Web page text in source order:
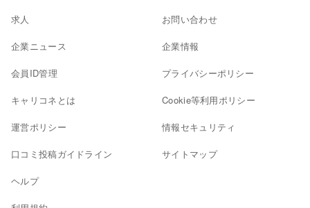
求人
企業ニュース
会員ID管理
キャリコネとは
運営ポリシー
口コミ投稿ガイドライン
ヘルプ
お問い合わせ
企業情報
プライバシーポリシー
Cookie等利用ポリシー
情報セキュリティ
サイトマップ